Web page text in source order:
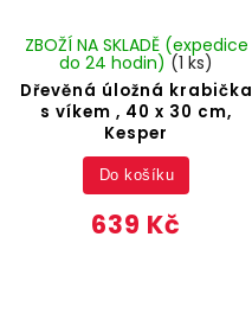
Dřevěná úložná krabička
s víkem , 40 x 30 cm,
Kesper
ZBOŽÍ NA SKLADĚ (expedice
do 24 hodin) (1 ks)
639 Kč
Do košíku